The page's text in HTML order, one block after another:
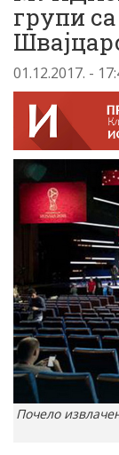
групи
01.12.2017. -
Почело